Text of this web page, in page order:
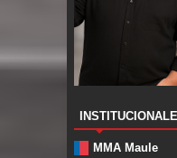
MMA Maule